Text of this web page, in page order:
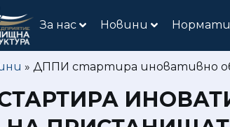
За нас Новини
» ДППИ стартира иновативно